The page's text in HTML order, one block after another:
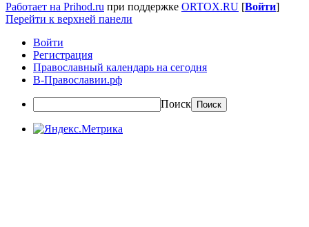
Работает на Prihod.ru при поддержке ORTOX.RU [Войти]
Перейти к верхней панели
Войти
Регистрация
Православный календарь на сегодня
В-Православии.рф
Поиск